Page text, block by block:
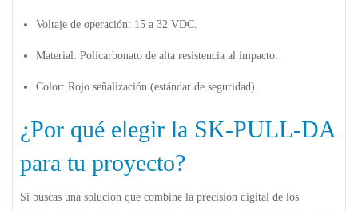
Voltaje de operación: 15 a 32 VDC.
Material: Policarbonato de alta resistencia al impacto.
Color: Rojo señalización (estándar de seguridad).
¿Por qué elegir la SK-PULL-DA
para tu proyecto?
Si buscas una solución que combine la precisión digital de los